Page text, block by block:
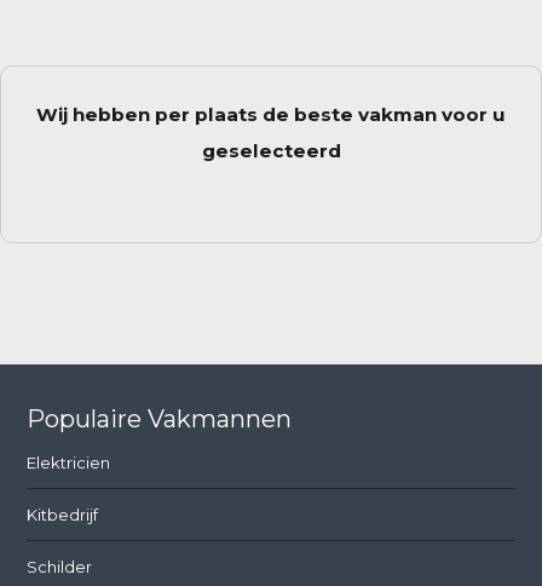
Wij hebben per plaats de beste vakman voor u
geselecteerd
Populaire Vakmannen
Elektricien
Kitbedrijf
Schilder